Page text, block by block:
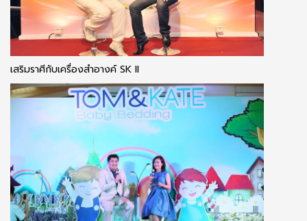
เสริมราศีกับเครื่องสำอางค์ SK II